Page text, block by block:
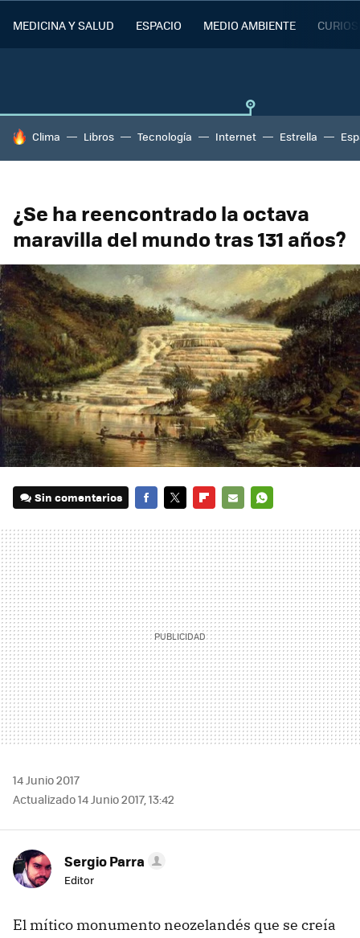
MEDICINA Y SALUD ESPACIO MEDIO AMBIENTE
HOY SE HABLA DE
Clima Libros Tecnología Internet Estrella
¿Se ha reencontrado la octava
maravilla del mundo tras 131 años?
Sin comentarios
MAIL
14 Junio 2017
Actualizado 14 Junio 2017, 13:42
Sergio Parra
Editor
El mítico monumento neozelandés que se creía